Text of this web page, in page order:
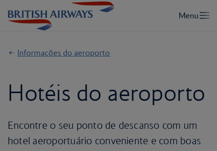
Informações do aeroporto
Hotéis do aeroporto
Encontre o seu ponto de descanso com um
hotel aeroportuário conveniente e com boas